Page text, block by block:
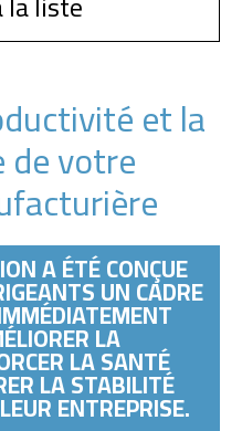
et la
votre
A ÉTÉ CONÇUE
UN CADRE
LA
LA SANTÉ
LA STABILITÉ
ENTREPRISE.